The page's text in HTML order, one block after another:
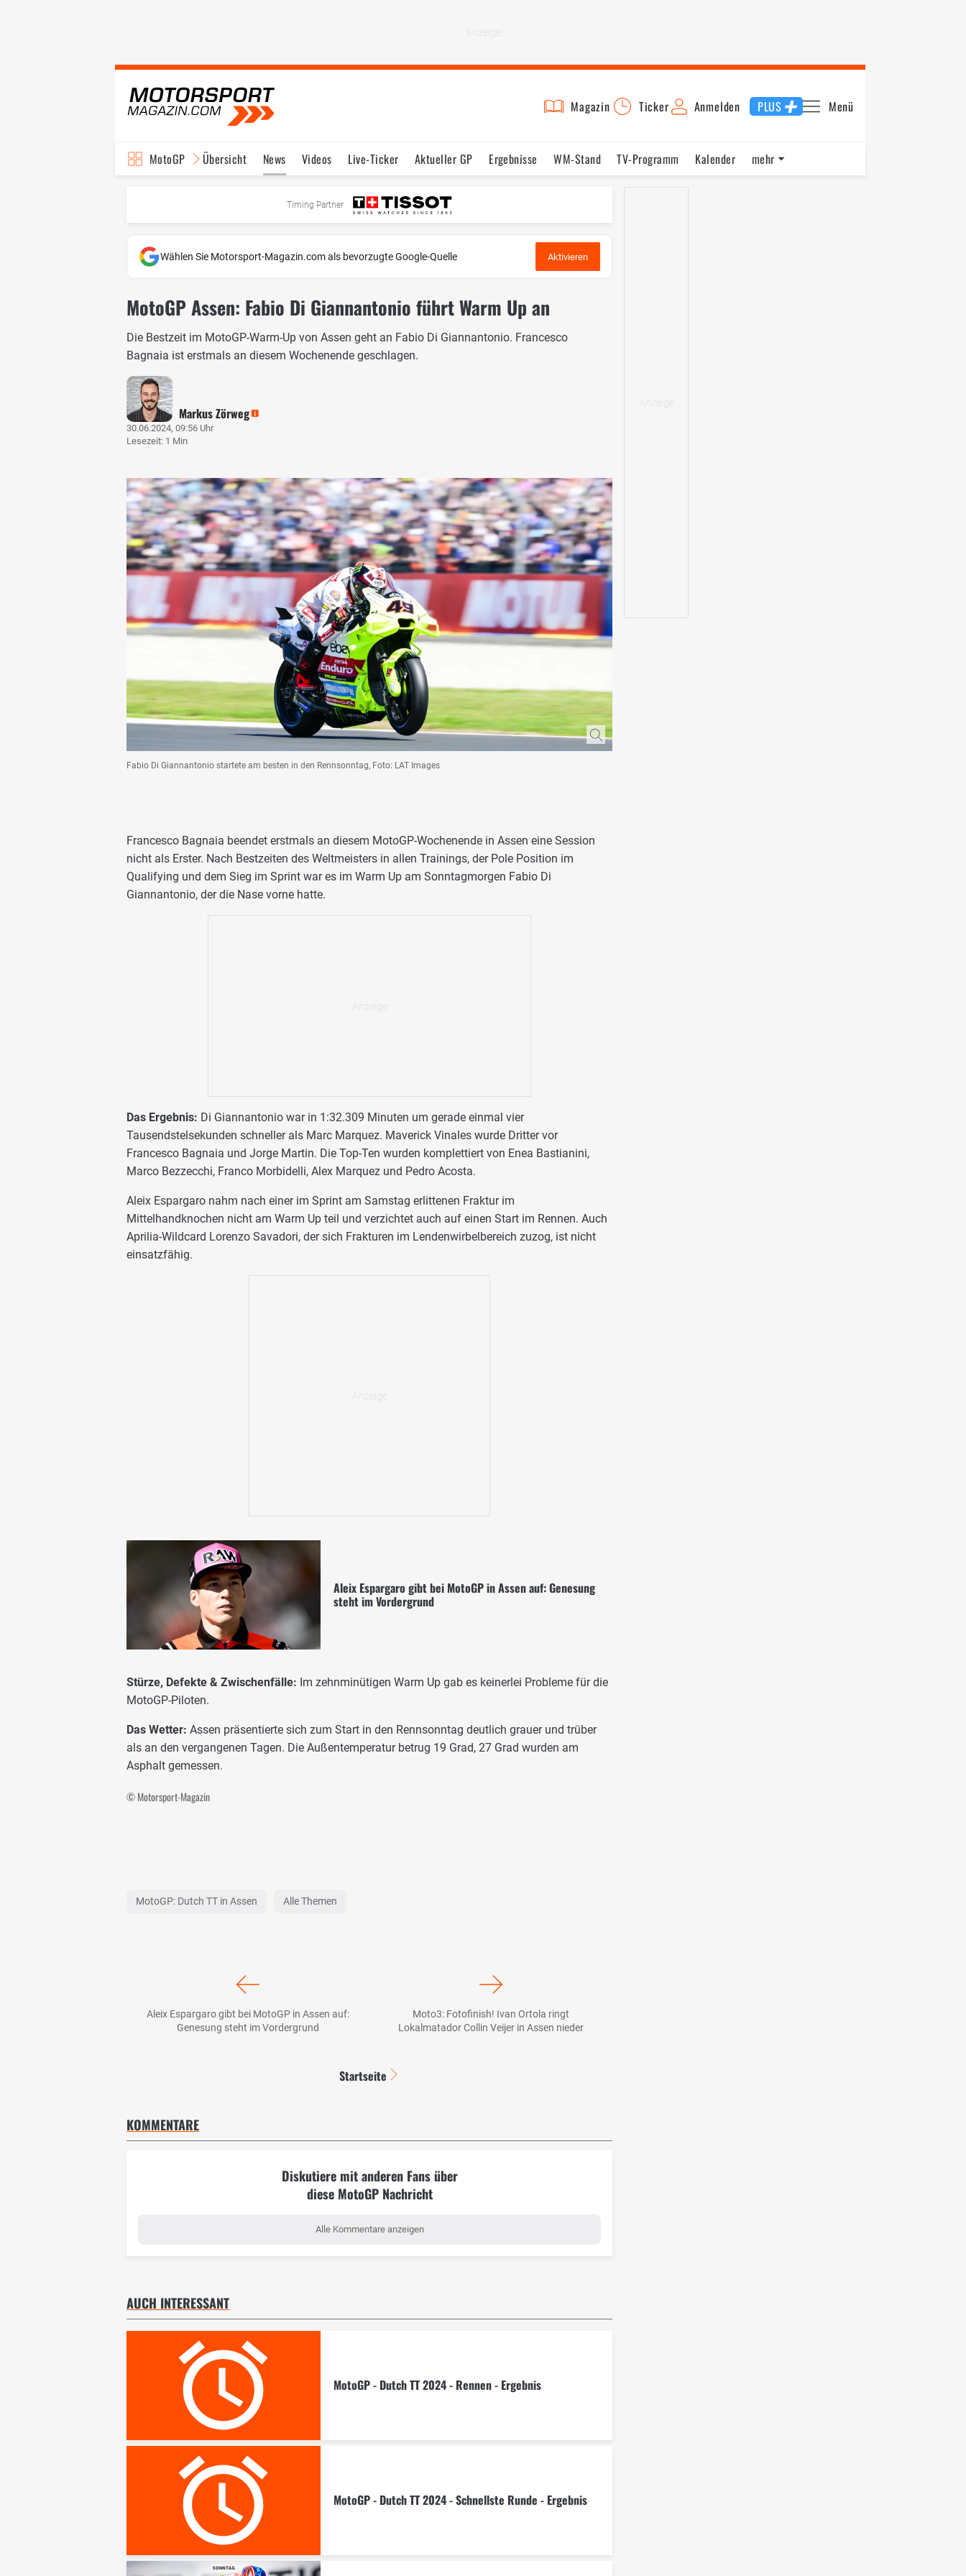
Magazin Ticker Anmelden PLUS Menü
MotoGP Übersicht News Videos Live-Ticker Aktueller GP Ergebnisse WM-Stand TV-Programm
Kalender
Testfahrten Reglement
mehr
Timing Partner
Wählen Sie Motorsport-Magazin.com als bevorzugte Google-Quelle Aktivieren
MotoGP Assen: Fabio Di Giannantonio führt Warm Up an
Die Bestzeit im MotoGP-Warm-Up von Assen geht an Fabio Di Giannantonio. Francesco
Bagnaia ist erstmals an diesem Wochenende geschlagen.
Markus Zörweg
30.06.2024, 09:56 Uhr
Lesezeit: 1 Min
Fabio Di Giannantonio startete am besten in den Rennsonntag, Foto: LAT Images
Francesco Bagnaia beendet erstmals an diesem MotoGP-Wochenende in Assen eine Session
nicht als Erster. Nach Bestzeiten des Weltmeisters in allen Trainings, der Pole Position im
Qualifying und dem Sieg im Sprint war es im Warm Up am Sonntagmorgen Fabio Di
Giannantonio, der die Nase vorne hatte.
Das Ergebnis: Di Giannantonio war in 1:32.309 Minuten um gerade einmal vier
Tausendstelsekunden schneller als Marc Marquez. Maverick Vinales wurde Dritter vor
Francesco Bagnaia und Jorge Martin. Die Top-Ten wurden komplettiert von Enea Bastianini,
Marco Bezzecchi, Franco Morbidelli, Alex Marquez und Pedro Acosta.
Aleix Espargaro nahm nach einer im Sprint am Samstag erlittenen Fraktur im
Mittelhandknochen nicht am Warm Up teil und verzichtet auch auf einen Start im Rennen. Auch
Aprilia-Wildcard Lorenzo Savadori, der sich Frakturen im Lendenwirbelbereich zuzog, ist nicht
einsatzfähig.
Aleix Espargaro gibt bei MotoGP in Assen auf: Genesung
steht im Vordergrund
Stürze, Defekte & Zwischenfälle: Im zehnminütigen Warm Up gab es keinerlei Probleme für die
MotoGP-Piloten.
Das Wetter: Assen präsentierte sich zum Start in den Rennsonntag deutlich grauer und trüber
als an den vergangenen Tagen. Die Außentemperatur betrug 19 Grad, 27 Grad wurden am
Asphalt gemessen.
© Motorsport-Magazin
MotoGP: Dutch TT in Assen Alle Themen
Aleix Espargaro gibt bei MotoGP in Assen auf:
Genesung steht im Vordergrund
Moto3: Fotofinish! Ivan Ortola ringt
Lokalmatador Collin Veijer in Assen nieder
Startseite
KOMMENTARE
Diskutiere mit anderen Fans über
diese MotoGP Nachricht
Alle Kommentare anzeigen
AUCH INTERESSANT
MotoGP - Dutch TT 2024 - Rennen - Ergebnis
MotoGP - Dutch TT 2024 - Schnellste Runde - Ergebnis